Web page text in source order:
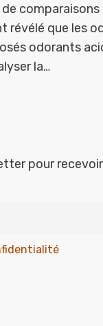
que les
odorants
la…
pour